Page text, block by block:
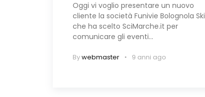
Oggi vi voglio presentare un nuovo
cliente la società Funivie Bolognola Ski
che ha scelto SciMarche.it per
comunicare gli eventi…
Bywebmaster 9 anni ago